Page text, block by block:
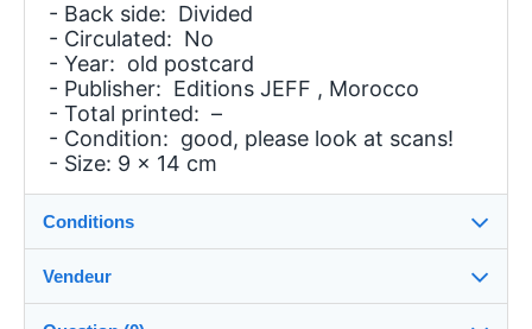
- Back side: Divided
- Circulated: No
- Year: old postcard
- Publisher: Editions JEFF , Morocco
- Total printed: –
- Condition: good, please look at scans!
- Size: 9 x 14 cm
Conditions
Vendeur